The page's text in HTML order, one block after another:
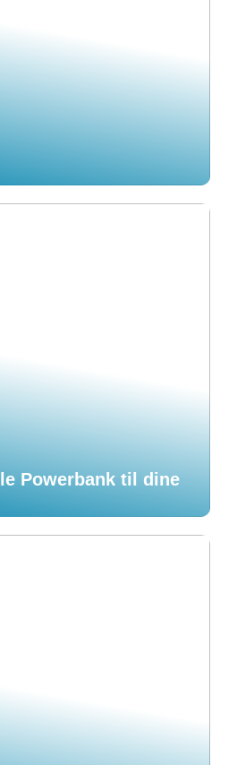
Powerbank til dine